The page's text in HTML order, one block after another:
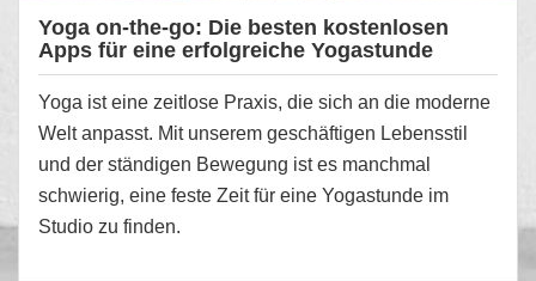
Yoga on-the-go: Die besten kostenlosen
Apps für eine erfolgreiche Yogastunde
Yoga ist eine zeitlose Praxis, die sich an die moderne
Welt anpasst. Mit unserem geschäftigen Lebensstil
und der ständigen Bewegung ist es manchmal
schwierig, eine feste Zeit für eine Yogastunde im
Studio zu finden.